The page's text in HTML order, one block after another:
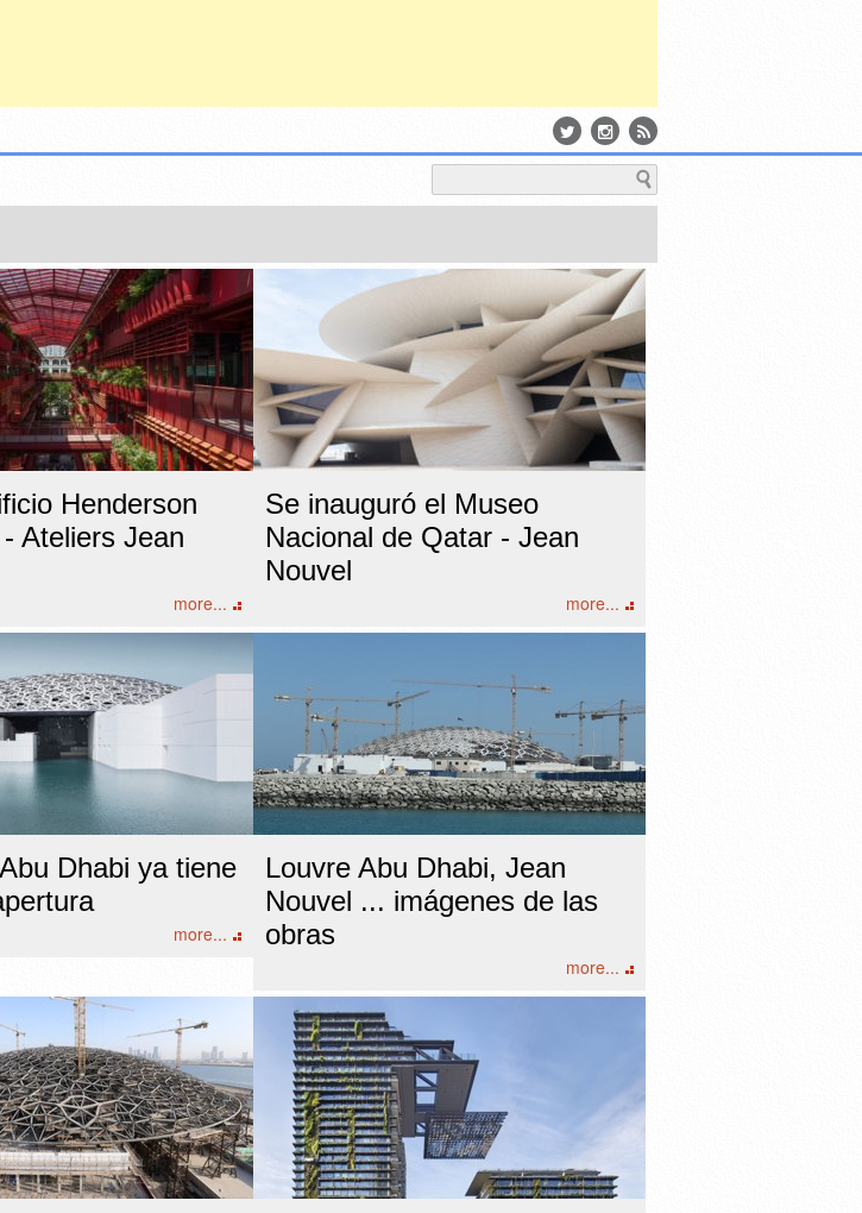
Henderson
Ateliers Jean
more...
Se inauguró el Museo
Nacional de Qatar - Jean
Nouvel
more...
Dhabi ya tiene
more...
Louvre Abu Dhabi, Jean
Nouvel ... imágenes de las
obras
more...